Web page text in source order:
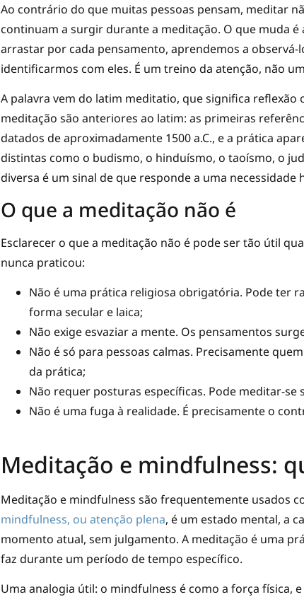
Ao contrário do que muitas pessoas pensam, meditar
continuam a surgir durante a meditação. O que muda é
arrastar por cada pensamento, aprendemos a
identificarmos com eles. É um treino da atenção, não
A palavra vem do latim meditatio, que significa reflexão
meditação são anteriores ao latim: as primeiras
datados de aproximadamente 1500 a.C., e a prática
distintas como o budismo, o hinduísmo, o taoísmo, o
diversa é um sinal de que responde a uma necessidade
O que a meditação não é
Esclarecer o que a meditação não é pode ser tão útil
nunca praticou:
Não é uma prática religiosa obrigatória. Pode ter
forma secular e laica;
Não exige esvaziar a mente. Os pensamentos
Não é só para pessoas calmas. Precisamente
da prática;
Não requer posturas específicas. Pode meditar-
Não é uma fuga à realidade. É precisamente o
Meditação e mindfulness:
Meditação e mindfulness são frequentemente usados
mindfulness, ou atenção plena, é um estado mental, a
momento atual, sem julgamento. A meditação é uma
faz durante um período de tempo específico.
Uma analogia útil: o mindfulness é como a força física,